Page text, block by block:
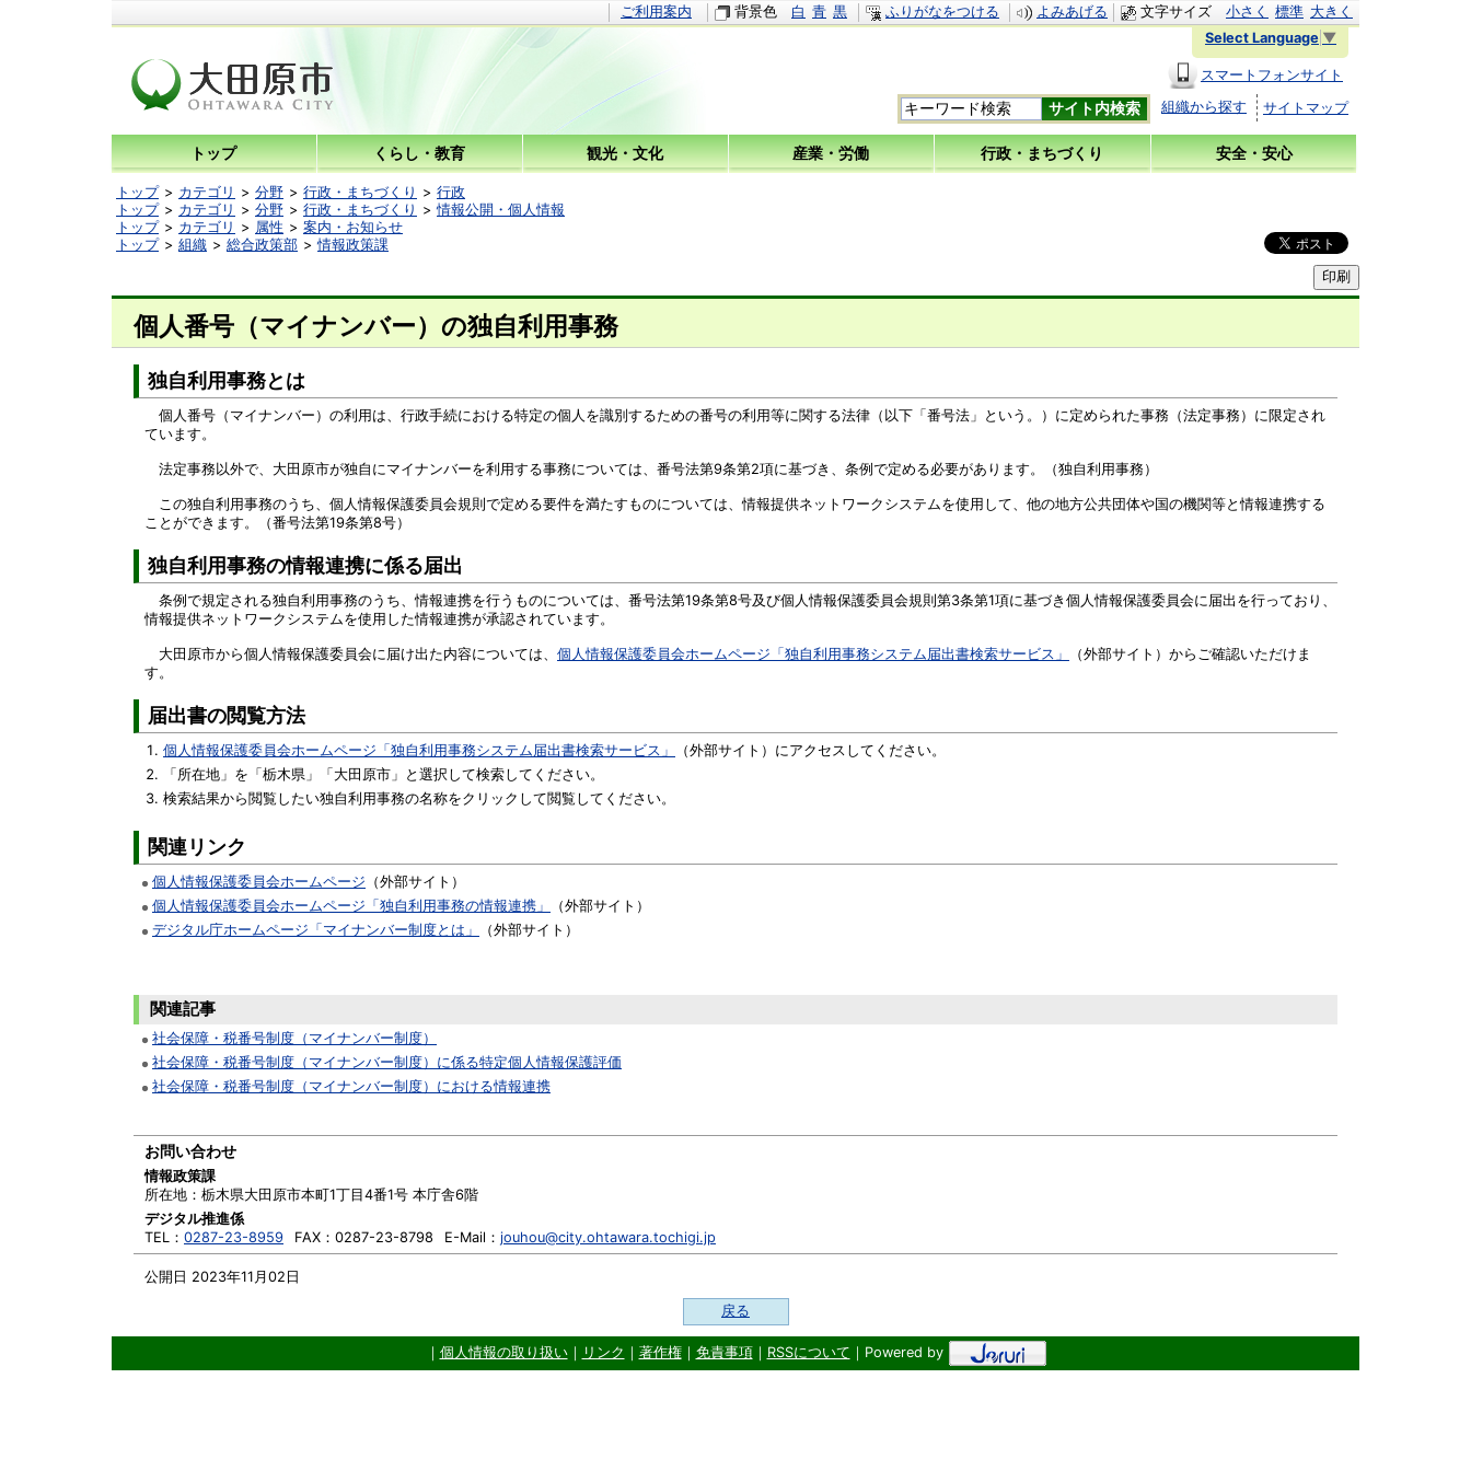
文字サイズ 小さく 標準 大きく
ご利用案内 背景色 白 青 黒 ふりがなをつける
よみあげる
Select Language ▼
スマートフォンサイト
組織から探す
サイトマップ
トップ くらし・教育 観光・文化 産業・労働 行政・まちづくり 安全・安心
トップ カテゴリ 分野 行政・まちづくり
行政
トップ
カテゴリ 分野 行政・まちづくり
情報公開・個人情報
トップ
カテゴリ 属性
案内・お知らせ
トップ
組織 総合政策部 情報政策課
個人番号（マイナンバー）の独自利用事務
公開日 2023年11月02日
独自利用事務とは
個人番号（マイナンバー）の利用は、行政手続における特定の個人を識別するための番号の利用等に関する法律（以下「番号法」という。）に定められた事務（法定事務）に限定され
ています。
法定事務以外で、大田原市が独自にマイナンバーを利用する事務については、番号法第9条第2項に基づき、条例で定める必要があります。（独自利用事務）
この独自利用事務のうち、個人情報保護委員会規則で定める要件を満たすものについては、情報提供ネットワークシステムを使用して、他の地方公共団体や国の機関等と情報連携する
ことができます。（番号法第19条第8号）
独自利用事務の情報連携に係る届出
条例で規定される独自利用事務のうち、情報連携を行うものについては、番号法第19条第8号及び個人情報保護委員会規則第3条第1項に基づき個人情報保護委員会に届出を行っており、
情報提供ネットワークシステムを使用した情報連携が承認されています。
大田原市から個人情報保護委員会に届け出た内容については、 個人情報保護委員会ホームページ「独自利用事務システム届出書検索サービス」
（外部サイト）からご確認いただけま
す。
届出書の閲覧方法
個人情報保護委員会ホームページ「独自利用事務システム届出書検索サービス」
（外部サイト）にアクセスしてください。
「所在地」を「栃木県」「大田原市」と選択して検索してください。
検索結果から閲覧したい独自利用事務の名称をクリックして閲覧してください。
関連リンク
個人情報保護委員会ホームページ （外部サイト）
個人情報保護委員会ホームページ「独自利用事務の情報連携」
（外部サイト）
デジタル庁ホームページ「マイナンバー制度とは」
（外部サイト）
関連記事
社会保障・税番号制度（マイナンバー制度）
社会保障・税番号制度（マイナンバー制度）に係る特定個人情報保護評価
社会保障・税番号制度（マイナンバー制度）における情報連携
お問い合わせ
情報政策課
所在地： 栃木県大田原市本町1丁目4番1号 本庁舎6階
デジタル推進係
TEL： 0287-23-8959 FAX： 0287-23-8798 E-Mail： jouhou@city.ohtawara.tochigi.jp
戻る
｜ 個人情報の取り扱い｜ リンク ｜ 著作権｜ 免責事項｜ RSSについて ｜Powered by